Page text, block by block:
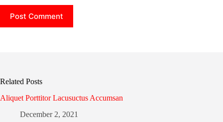
Post Comment
Related Posts
Aliquet Porttitor Lacusuctus Accumsan
December 2, 2021